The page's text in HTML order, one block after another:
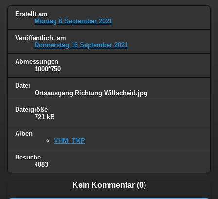
Erstellt am
Montag 6 September 2021
Veröffentlicht am
Donnerstag 16 September 2021
Abmessungen
1000*750
Datei
Ortsausgang Richtung Willscheid.jpg
Dateigröße
721 kB
Alben
VHM_TMP
Besuche
4083
Kein Kommentar (0)